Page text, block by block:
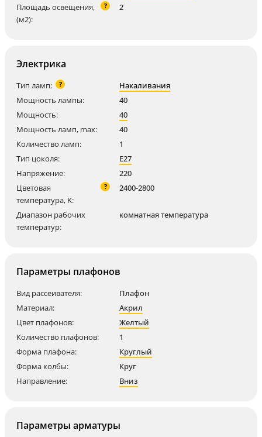
Площадь освещения,
(м2):
? 2
Электрика
Тип ламп: ?
Накаливания
Мощность лампы:
40
Мощность:
40
Мощность ламп, max:
40
Количество ламп:
1
Тип цоколя:
E27
Напряжение:
220
Цветовая
температура, K:
? 2400-2800
Диапазон рабочих
температур:
комнатная температура
Параметры плафонов
Вид рассеивателя:
Плафон
Материал:
Акрил
Цвет плафонов:
Желтый
Количество плафонов:
1
Форма плафона:
Круглый
Форма колбы:
Круг
Направление:
Вниз
Параметры арматуры